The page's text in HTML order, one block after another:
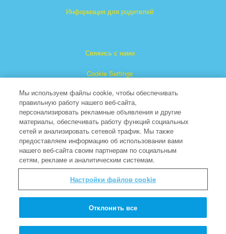
Информация для родителей
Свяжись с нами
Cookie Settings
"Суперкнига" является зарегистрированной торговой
маркой The Christian Broadcasting Network, Inc.
Все права защищены.
Мы используем файлы cookie, чтобы обеспечивать
правильную работу нашего веб-сайта,
персонализировать рекламные объявления и другие
материалы, обеспечивать работу функций социальных
сетей и анализировать сетевой трафик. Мы также
предоставляем информацию об использовании вами
нашего веб-сайта своим партнерам по социальным
сетям, рекламе и аналитическим системам.
Настройки файлов cookie
Отклонить все